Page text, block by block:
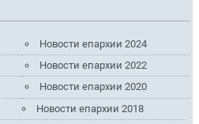
Новости епархии 2024
Новости епархии 2022
Новости епархии 2020
Новости епархии 2018